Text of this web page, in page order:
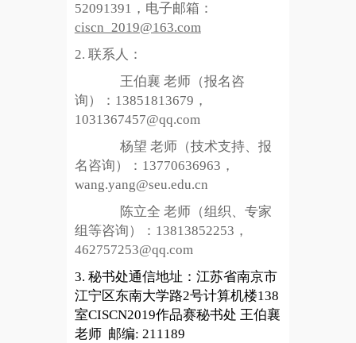
52091391，电子邮箱：
ciscn_2019@163.com
2. 联系人：
王伯襄 老师（报名咨
询）：13851813679，
1031367457@qq.com
杨望 老师（技术支持、报
名咨询）：13770636963，
wang.yang@seu.edu.cn
陈立全 老师（组织、专家
组等咨询）：13813852253，
462757253@qq.com
3. 秘书处通信地址：江苏省南京市
江宁区东南大学路2号计算机楼138
室CISCN2019作品赛秘书处 王伯襄
老师 邮编: 211189